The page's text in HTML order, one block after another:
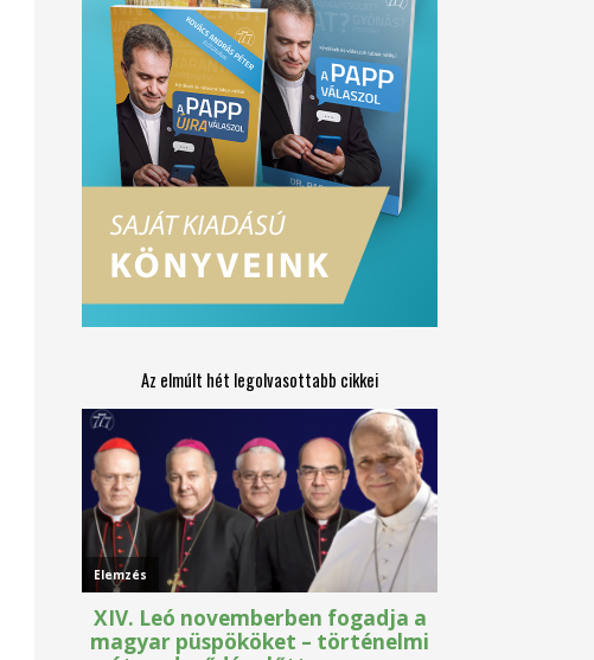
Az elmúlt hét legolvasottabb cikkei